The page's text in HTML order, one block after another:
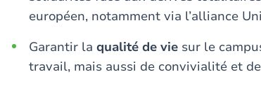
européen, notamment via l’alliance
Garantir la qualité de vie sur le
travail, mais aussi de convivialité et